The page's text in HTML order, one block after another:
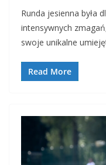
Runda jesienna była
intensywnych
swoje unikalne
Read More